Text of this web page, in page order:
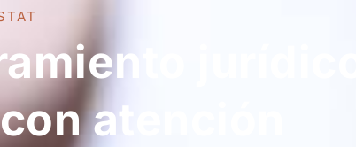
MERCANTIL
jurídico
atención